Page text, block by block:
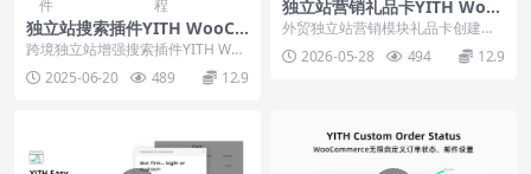
件
程
独立站搜索插件YITH WooCo
mmerce Ajax Search下载使
跨境独立站增强搜索插件YITH Woo
Commerce Ajax Search，...
2025-06-20 489 12.9
独立站营销礼品卡YITH Woo
Commerce Gift Cards下载
外贸独立站营销模块礼品卡创建插
件YITH WooCommerce Gift Ca...
2026-05-28 494 12.9